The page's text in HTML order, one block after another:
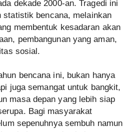
dekade 2000-an. Tragedi ini
statistik bencana, melainkan
membentuk kesadaran akan
pembangunan yang aman,
sosial.
bencana ini, bukan hanya
juga semangat untuk bangkit,
masa depan yang lebih siap
Bagi masyarakat
sepenuhnya sembuh namun